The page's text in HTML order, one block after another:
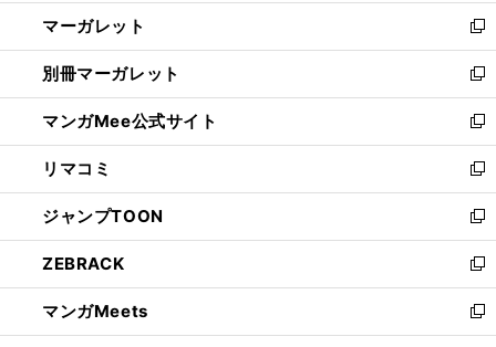
く
で
開
く
ン
ド
ウ
で
開
く
し
い
ウ
ィ
ン
ド
ウ
で
開
く
マーガレット
新
し
い
ウ
ィ
ン
ド
ウ
で
開
く
別冊マーガレット
新
し
い
ウ
ィ
ン
ド
ウ
で
開
く
マンガMee公式サイト
新
し
い
ウ
ィ
ン
ド
ウ
で
開
リマコミ
新
し
い
ウ
ィ
ン
ド
ウ
ジャンプTOON
新
し
い
ウ
ィ
ン
ZEBRACK
新
し
い
ウ
マンガMeets
新
し